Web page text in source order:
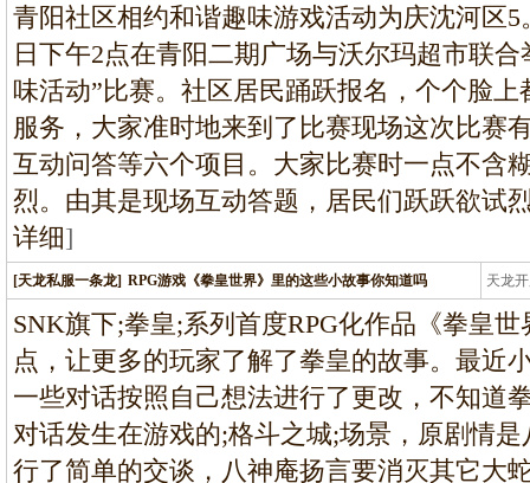
条
青阳社区相约和谐趣味游戏活动为庆沈河区
日下午2点在青阳二期广场与沃尔玛超市联
味活动”比赛。社区居民踊跃报名，个个脸
服务，大家准时地来到了比赛现场这次比赛
互动问答等六个项目。大家比赛时一点不含
烈。由其是现场互动答题，居民们跃跃欲试
详细]
[天龙私服一条龙] RPG游戏《拳皇世界》里的这些小故事你知道吗 天龙
龙
SNK旗下;拳皇;系列首度RPG化作品《拳皇
点，让更多的玩家了解了拳皇的故事。最近
一些对话按照自己想法进行了更改，不知道
对话发生在游戏的;格斗之城;场景，原剧情
行了简单的交谈，八神庵扬言要消灭其它大